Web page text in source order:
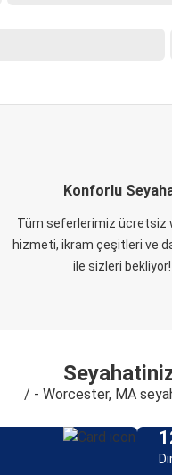
Konforlu
Tüm seferlerimiz ücretsiz
hizmeti, ikram çeşitleri ve
ile sizleri bekliyor!
/ - Worcester, MA